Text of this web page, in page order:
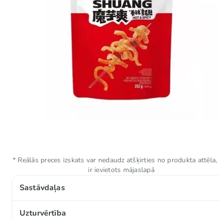
Sastāvdaļas
Ūdens, SOJAS eļļa (antioksidant (E319)), konjac
Uzturvērtība
* Reālās preces izskats var nedaudz atšķirties no produkta attēla,
ir ievietots mājaslapā